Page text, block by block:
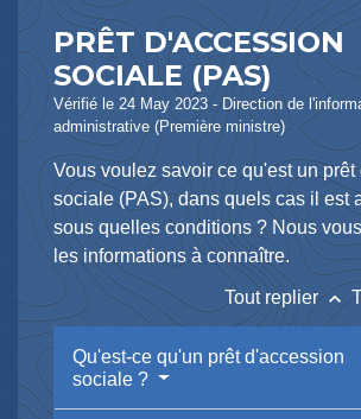
PRÊT D'ACCESSION
SOCIALE (PAS)
Vérifié le 24 May 2023 - Direction de
administrative (Première ministre)
Vous voulez savoir ce qu'est un prêt
sociale (PAS), dans quels cas il est
sous quelles conditions ? Nous
les informations à connaître.
Tout replierkeyboard_arrow_up
Qu'est-ce qu'un prêt d'accession
sociale ?